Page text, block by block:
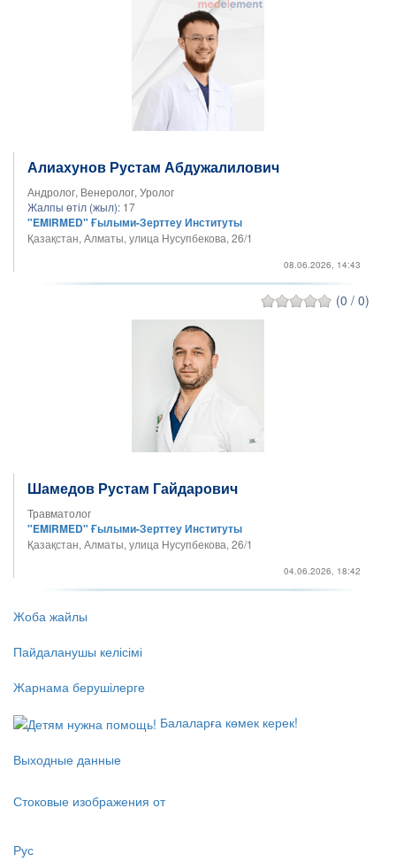
Алиахунов Рустам Абдужалилович
Андролог, Венеролог, Уролог
Жалпы өтіл (жыл): 17
"EMIRMED" Ғылыми-Зерттеу Институты
Қазақстан, Алматы, улица Нусупбекова, 26/1
08.06.2026, 14:43
(0 / 0)
Шамедов Рустам Гайдарович
Травматолог
"EMIRMED" Ғылыми-Зерттеу Институты
Қазақстан, Алматы, улица Нусупбекова, 26/1
04.06.2026, 18:42
Жоба жайлы
Пайдаланушы келісімі
Жарнама берушілерге
Балаларға көмек керек!
Выходные данные
Стоковые изображения от
Рус